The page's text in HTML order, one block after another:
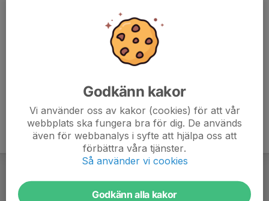
Godkänn kakor
Vi använder oss av kakor (cookies) för att vår
webbplats ska fungera bra för dig. De används
även för webbanalys i syfte att hjälpa oss att
förbättra våra tjänster.
Så använder vi cookies
Godkänn alla kakor